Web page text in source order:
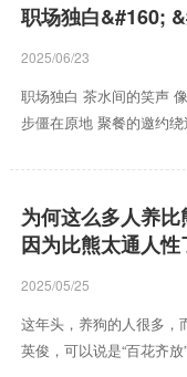
仅仅是“导火索”。 在疫情
对高峰容量的极度脆弱。
职场独白&#160;
2025/06/23
职场独白 茶水间的笑声
步僵在原地 聚餐的邀约
运温柔的提醒 在这钢筋
选择 把孤独化作成长的
频的灵魂 主动推开新的
在八小时之外 培育热爱...
为何这么多人养比
因为比熊太通人性
2025/05/25
这年头，养狗的人很多，
英俊，可以说是“百花齐